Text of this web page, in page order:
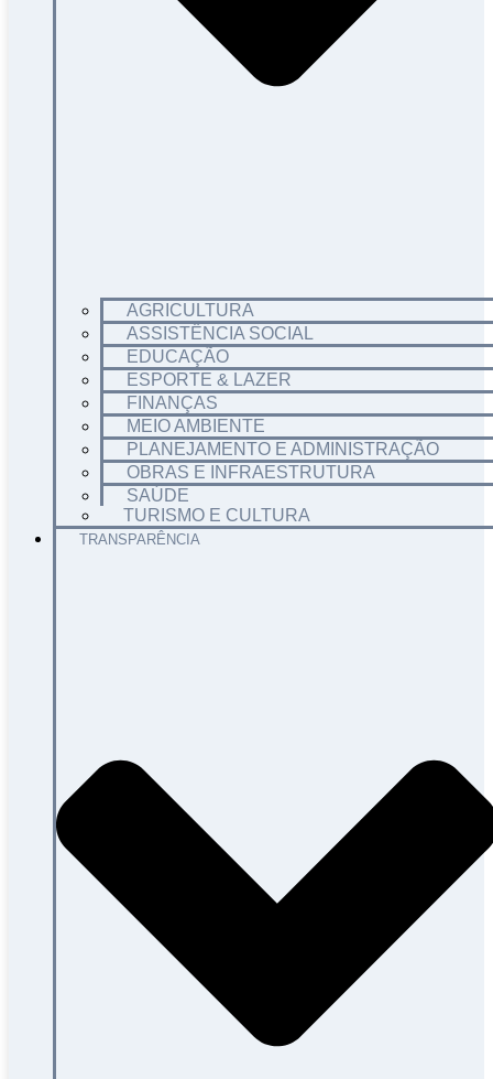
AGRICULTURA
ASSISTÊNCIA SOCIAL
EDUCAÇÃO
ESPORTE & LAZER
FINANÇAS
MEIO AMBIENTE
PLANEJAMENTO E ADMINISTRAÇÃO
OBRAS E INFRAESTRUTURA
SAÚDE
TURISMO E CULTURA
TRANSPARÊNCIA